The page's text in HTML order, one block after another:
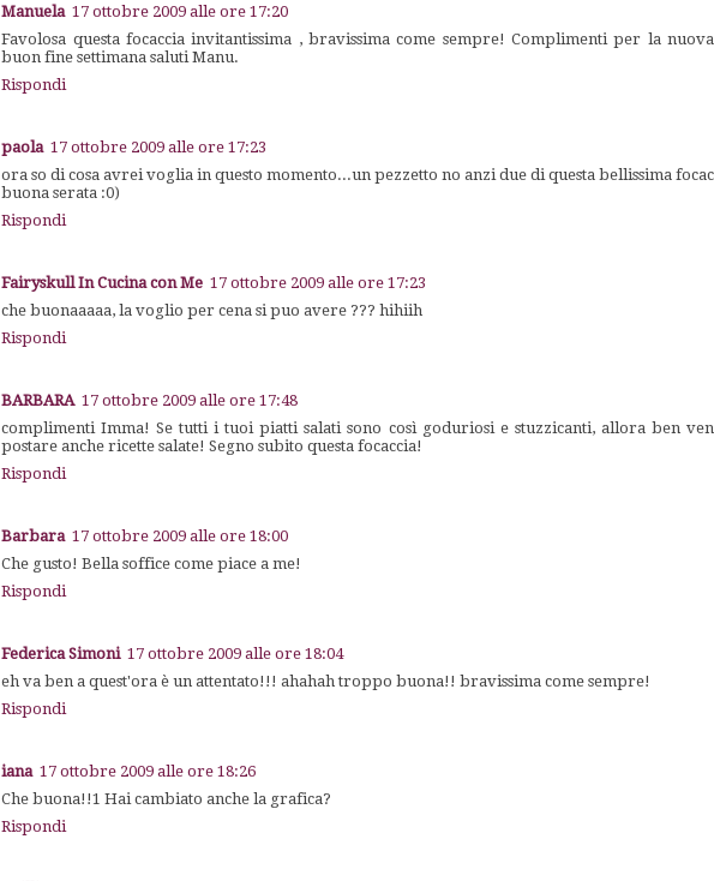
Manuela 17 ottobre 2009 alle ore 17:20
Favolosa questa focaccia invitantissima , bravissima come sempre! Complimenti per la
buon fine settimana saluti Manu.
Rispondi
paola 17 ottobre 2009 alle ore 17:23
ora so di cosa avrei voglia in questo momento...un pezzetto no anzi due di questa bellissima
buona serata :0)
Rispondi
Fairyskull In Cucina con Me 17 ottobre 2009 alle ore 17:23
che buonaaaaa, la voglio per cena si puo avere ??? hihiih
Rispondi
BARBARA 17 ottobre 2009 alle ore 17:48
complimenti Imma! Se tutti i tuoi piatti salati sono così goduriosi e stuzzicanti, allora ben
postare anche ricette salate! Segno subito questa focaccia!
Rispondi
Barbara 17 ottobre 2009 alle ore 18:00
Che gusto! Bella soffice come piace a me!
Rispondi
Federica Simoni 17 ottobre 2009 alle ore 18:04
eh va ben a quest'ora è un attentato!!! ahahah troppo buona!! bravissima come sempre!
Rispondi
iana 17 ottobre 2009 alle ore 18:26
Che buona!!1 Hai cambiato anche la grafica?
Rispondi